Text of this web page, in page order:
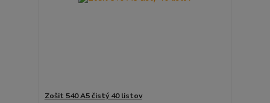
Zošit 540 A5 čistý 40 listov